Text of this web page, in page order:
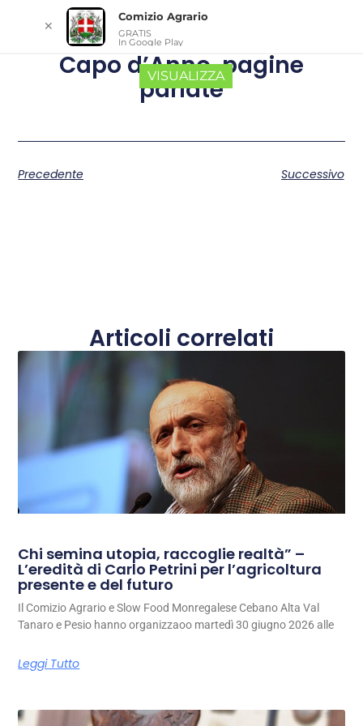
Capo d’Anno, pagine
parlate
Precedente Successivo
Articoli correlati
Chi semina utopia, raccoglie realtà” –
L’eredità di Carlo Petrini per l’agricoltura
presente e del futuro
Il Comizio Agrario e Slow Food Monregalese Cebano Alta Val
Tanaro e Pesio hanno organizzaoo martedì 30 giugno 2026 alle
Leggi Tutto
✕
Comizio Agrario
GRATIS
In Google Play
VISUALIZZA